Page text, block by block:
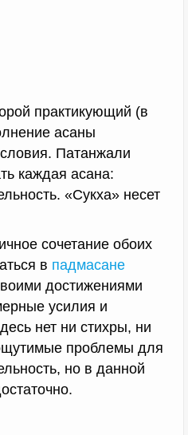
практикующий (в
асаны
Патанжали
каждая асана:
«Сукха» несет
сочетание обоих
в падмасане
достижениями
усилия и
нет ни стихры, ни
проблемы для
но в данной